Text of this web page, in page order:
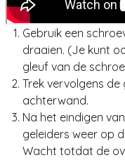
Gebruik een
draaien. (Je kunt
gleuf van de
Trek vervolgens
achterwand.
Na het eindigen
geleiders weer op
Wacht totdat de